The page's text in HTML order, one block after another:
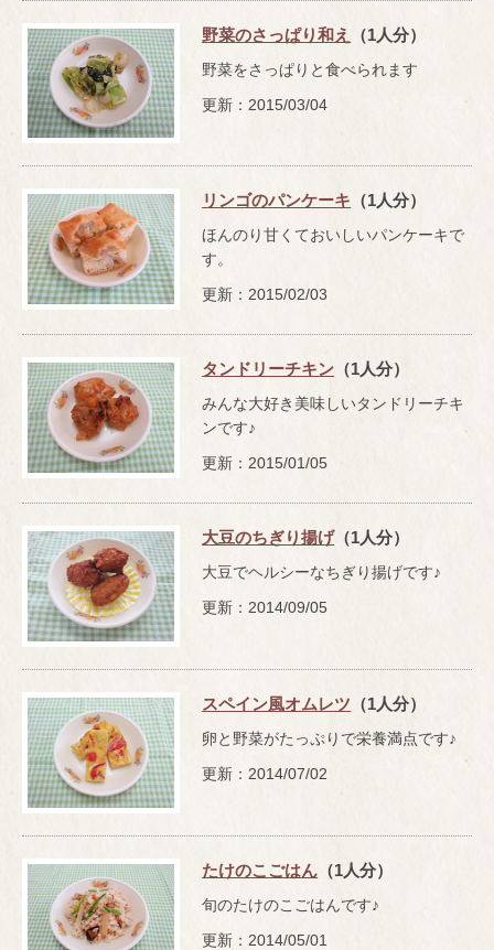
野菜のさっぱり和え （1人分）
野菜をさっぱりと食べられます
更新：2015/03/04
リンゴのパンケーキ （1人分）
ほんのり甘くておいしいパンケーキで
す。
更新：2015/02/03
タンドリーチキン （1人分）
みんな大好き美味しいタンドリーチキ
ンです♪
更新：2015/01/05
大豆のちぎり揚げ（1人分）
大豆でヘルシーなちぎり揚げです♪
更新：2014/09/05
スペイン風オムレツ （1人分）
卵と野菜がたっぷりで栄養満点です♪
更新：2014/07/02
たけのこごはん （1人分）
旬のたけのこごはんです♪
更新：2014/05/01